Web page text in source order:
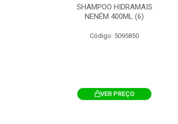
SHAMPOO HIDRAMAIS
NENÉM 400ML (6)
Código: 5095850
VER PREÇO